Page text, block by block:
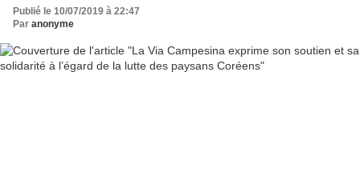
Publié le 10/07/2019 à 22:47
Par anonyme